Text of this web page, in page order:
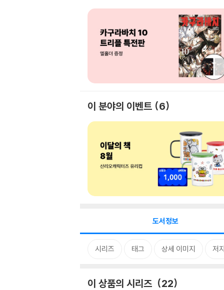
이 분야의 이벤트 6
도서정보
시리즈 태그 상세 이미지 저
이 상품의 시리즈 22